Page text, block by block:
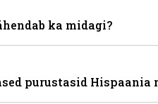
ka midagi?
purustasid Hispaania